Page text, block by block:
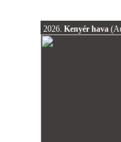
2026. Kenyér hava